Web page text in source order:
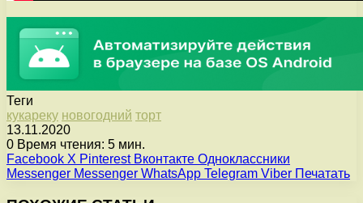
Теги
кукареку новогодний торт
13.11.2020
0 Время чтения: 5 мин.
Facebook X Pinterest Вконтакте Одноклассники
Messenger Messenger WhatsApp Telegram Viber Печатать